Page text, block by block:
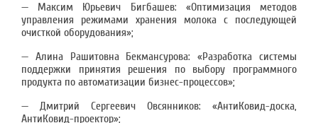
— Максим Юрьевич Бигбашев: «Оптимизация методов
управления режимами хранения молока с последующей
очисткой оборудования»;
— Алина Рашитовна Бекмансурова: «Разработка системы
поддержки принятия решения по выбору программного
продукта по автоматизации бизнес-процессов»;
— Дмитрий Сергеевич Овсянников: «АнтиКовид-доска,
АнтиКовид-проектор»;